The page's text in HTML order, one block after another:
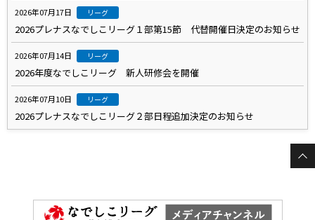
2026年07月17日 リーグ
2026プレナスなでしこリーグ１部第15節 代替開催日決定のお知らせ
2026年07月14日 リーグ
2026年度なでしこリーグ 新人研修会を開催
2026年07月10日 リーグ
2026プレナスなでしこリーグ２部日程追加決定のお知らせ